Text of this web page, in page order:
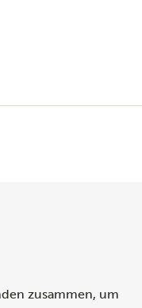
zusammen, um